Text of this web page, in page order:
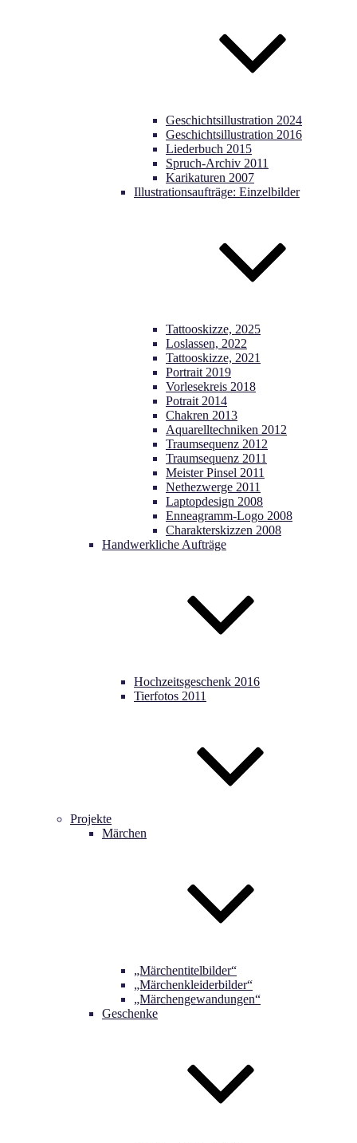
Geschichtsillustration 2024
Geschichtsillustration 2016
Liederbuch 2015
Spruch-Archiv 2011
Karikaturen 2007
Illustrationsaufträge: Einzelbilder
Tattooskizze, 2025
Loslassen, 2022
Tattooskizze, 2021
Portrait 2019
Vorlesekreis 2018
Potrait 2014
Chakren 2013
Aquarelltechniken 2012
Traumsequenz 2012
Traumsequenz 2011
Meister Pinsel 2011
Nethezwerge 2011
Laptopdesign 2008
Enneagramm-Logo 2008
Charakterskizzen 2008
Handwerkliche Aufträge
Hochzeitsgeschenk 2016
Tierfotos 2011
Projekte
Märchen
„Märchentitelbilder“
„Märchenkleiderbilder“
„Märchengewandungen“
Geschenke